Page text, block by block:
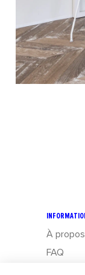
À propos
FAQ